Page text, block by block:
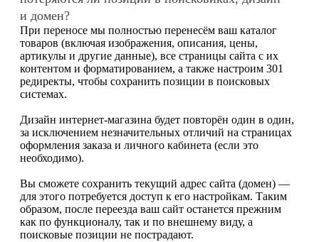
и домен?
При переносе мы полностью перенесём ваш каталог
товаров (включая изображения, описания, цены,
артикулы и другие данные), все страницы сайта с их
контентом и форматированием, а также настроим 301
редиректы, чтобы сохранить позиции в поисковых
системах.
Дизайн интернет-магазина будет повторён один в один,
за исключением незначительных отличий на страницах
оформления заказа и личного кабинета (если это
необходимо).
Вы сможете сохранить текущий адрес сайта (домен) —
для этого потребуется доступ к его настройкам. Таким
образом, после переезда ваш сайт останется прежним
как по функционалу, так и по внешнему виду, а
поисковые позиции не пострадают.